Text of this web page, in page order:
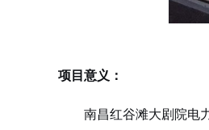
项目意义：
南昌红谷滩大剧院电力